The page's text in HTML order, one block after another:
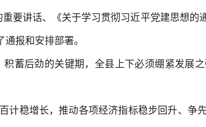
要讲话、《关于学习贯彻习近平党建思想
报和安排部署。
蓄后劲的关键期，全县上下必须绷紧发展
计稳增长，推动各项经济指标稳步回升、争